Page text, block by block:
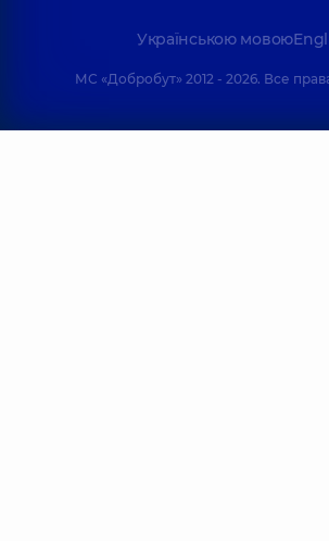
Українською мовою
МС «Добробут» 2012 - 2026. Все